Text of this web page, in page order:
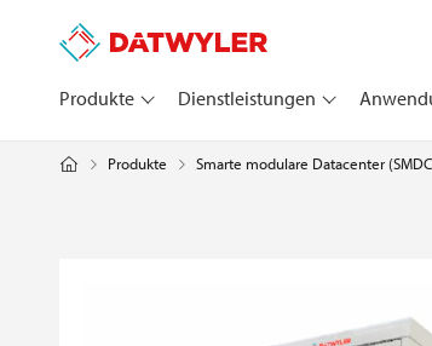
Produkte Dienstleistungen
Produkte Smarte modulare Datacenter